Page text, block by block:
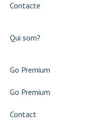
Contacte
Qui som?
Go Premium
Go Premium
Contact